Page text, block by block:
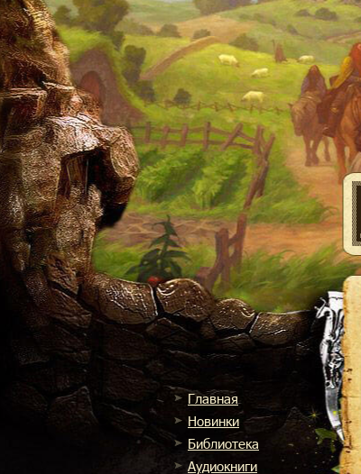
Главная
Новинки
Библиотека
Аудиокниги